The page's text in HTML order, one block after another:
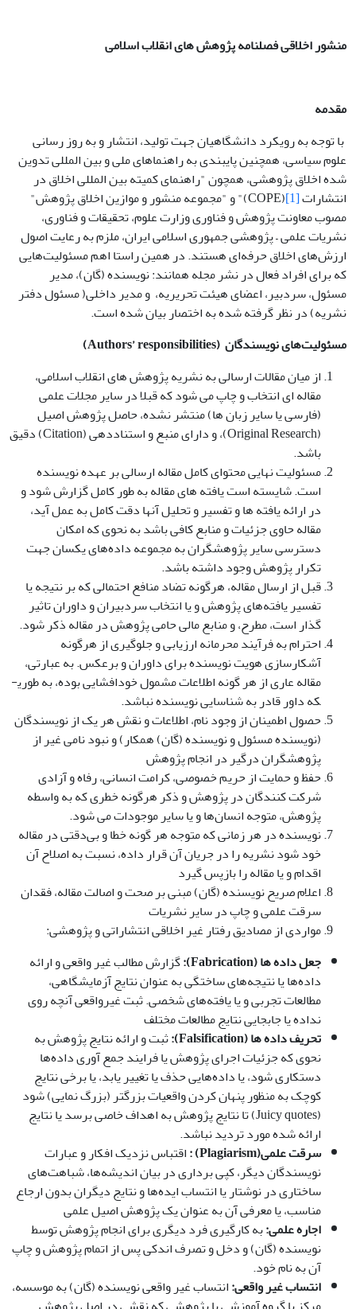
منشور اخلاقی فصلنامه پژوهش های انقلاب اسلامی
مقدمه
با توجه به رویکرد دانشگاهیان جهت تولید، انتشار و به روز رسانی
علوم سیاسی، همچنین پایبندی به راهنماهای ملی و بین المللی تدوین
شده اخلاق پژوهشی، همچون "راهنمای کمیته بین المللی اخلاق در
انتشارات[1]
(COPE)" و "مجموعه منشور و موازین اخلاق پژوهش"
مصوب معاونت پژوهش و فناوری وزارت علوم، تحقیقات و فناوری،
نشریات علمی – پژوهشی جمهوری اسلامی ایران، ملزم به رعایت اصول
ارزش‌های اخلاق حرفه‌ای هستند. در همین راستا اهم مسئولیت‌هایی
که برای افراد فعال در نشر مجله همانند: نویسنده (گان)، مدیر
مسئول، سردبیر، اعضای هیئت تحریریه، و مدیر داخلی( مسئول دفتر
نشریه) در نظر گرفته شده به اختصار بیان شده است.­
مسئولیت‌های نویسندگان­­ (Authors’ responsibilities)
از میان مقالات ارسالی به نشریه پژوهش های انقلاب اسلامی،
مقاله ای انتخاب و چاپ می شود که قبلا در سایر مجلات علمی
(فارسی یا سایر زبان ها) منتشر نشده، حاصل پژوهش اصیل
(Original Research)، و دارای منبع و استناددهی (Citation) دقیق
باشد.
مسئولیت نهایی محتوای کامل مقاله ارسالی بر عهده نویسنده
است. شایسته است یافته های مقاله به طور کامل گزارش شود و
در ارائه یافته ها و تفسیر و تحلیل آنها دقت کامل به عمل آید،
مقاله حاوی جزئیات و منابع کافی باشد به نحوی که امکان
دسترسی سایر پژوهشگران به مجموعه داده‌های یکسان جهت
تکرار پژوهش وجود داشته باشد.
قبل از ارسال مقاله، هرگونه تضاد منافع احتمالی که بر نتیجه یا
تفسیر یافته‌های پژوهش و یا انتخاب سردبیران و داوران تاثیر
گذار است، مطرح، و منابع مالی حامی پژوهش در مقاله ذکر شود.
احترام به فرآیند محرمانه ارزیابی و جلوگیری از هرگونه
آشکارسازی هویت نویسنده برای داوران و برعکس. به عبارتی،
مقاله عاری از هر گونه اطلاعات مشمول خودافشایی بوده، به ­طوری­
که داور قادر به شناسایی نویسنده نباشد.
حصول اطمینان از وجود نام، اطلاعات و نقش هر یک از نویسندگان
(نویسنده مسئول و نویسنده (گان) همکار) و نبود نامی غیر از
پژوهشگران درگیر در انجام پژوهش
حفظ و حمایت از حریم خصوصی، کرامت انسانی، رفاه و آزادی
شرکت کنندگان در پژوهش و ذکر هرگونه خطری که به واسطه
پژوهش، متوجه انسان‌ها و یا سایر موجودات می شود.
نویسنده در هر زمانی که متوجه هر گونه خطا و بی‌دقتی در مقاله
خود شود نشریه را در جریان آن قرار داده، نسبت به اصلاح آن
اقدام و یا مقاله را بازپس گیرد
اعلام صریح نویسنده (گان) مبنی بر صحت و اصالت مقاله، فقدان
سرقت علمی و چاپ در سایر نشریات
مواردی از مصادیق رفتار غیر اخلاقی انتشاراتی و پژوهشی:
جعل داده ها(Fabrication):
گزارش مطالب غیر واقعی و ارائه
داده‌ها یا نتیجه‌های ساختگی به عنوان نتایج آزمایشگاهی،
مطالعات تجربی و یا یافته‌های شخصی. ثبت غیرواقعی آنچه روی
نداده یا جابجایی نتایج مطالعات مختلف
تحریف داده ها(Falsification):
ثبت و ارائه نتایج پژوهش به
نحوی که جزئیات اجرای پژوهش یا فرایند جمع آوری داده‌ها
دستکاری شود، یا داده‌هایی حذف یا تغییر یابد، یا برخی نتایج
کوچک به منظور پنهان کردن واقعیات بزرگتر (بزرگ نمایی) شود
(Juicy quotes) تا نتایج پژوهش به اهداف خاصی برسد یا نتایج
ارائه شده مورد تردید نباشد.
سرقت علمی(Plagiarism) :
اقتباس نزدیک افکار و عبارات
نویسندگان دیگر، کپی برداری در بیان اندیشه‌ها، شباهت‌های
ساختاری در نوشتار یا انتساب ایده‌ها و نتایج دیگران بدون ارجاع
مناسب، یا معرفی آن به عنوان یک پژوهش اصیل علمی
اجاره علمی:به کارگیری فرد دیگری برای انجام پژوهش توسط
نویسنده (گان) و دخل و تصرف اندکی پس از اتمام پژوهش و چاپ
آن به نام خود.
انتساب غیر واقعی:انتساب غیر واقعی نویسنده (گان) به موسسه،